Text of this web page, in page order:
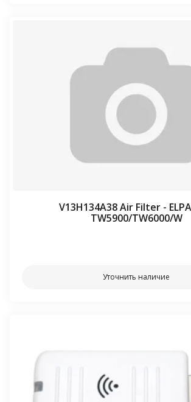
V13H134A38 Air Filter -
TW5900/TW6000/W
Уточнить наличие